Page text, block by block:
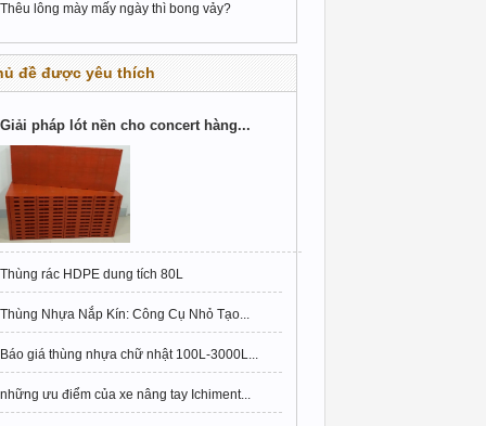
Thêu lông mày mấy ngày thì bong vảy?
đề được yêu thích
Giải pháp lót nền cho concert hàng...
Thùng rác HDPE dung tích 80L
Thùng Nhựa Nắp Kín: Công Cụ Nhỏ Tạo...
Báo giá thùng nhựa chữ nhật 100L-3000L...
những ưu điểm của xe nâng tay Ichiment...